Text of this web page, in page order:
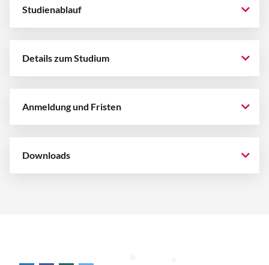
Studienablauf
Details zum Studium
Anmeldung und Fristen
Downloads